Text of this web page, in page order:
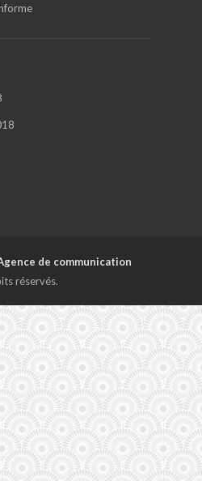
de communication
réservés.